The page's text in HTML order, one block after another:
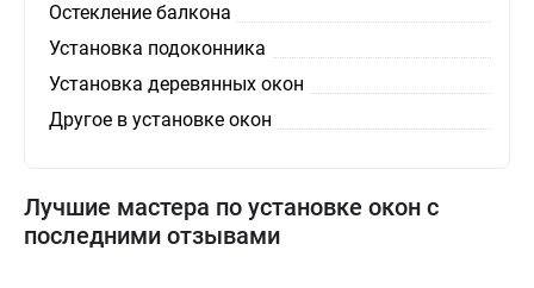
Остекление балкона
Установка подоконника
Установка деревянных окон
Другое в установке окон
Лучшие мастера по установке окон с
последними отзывами